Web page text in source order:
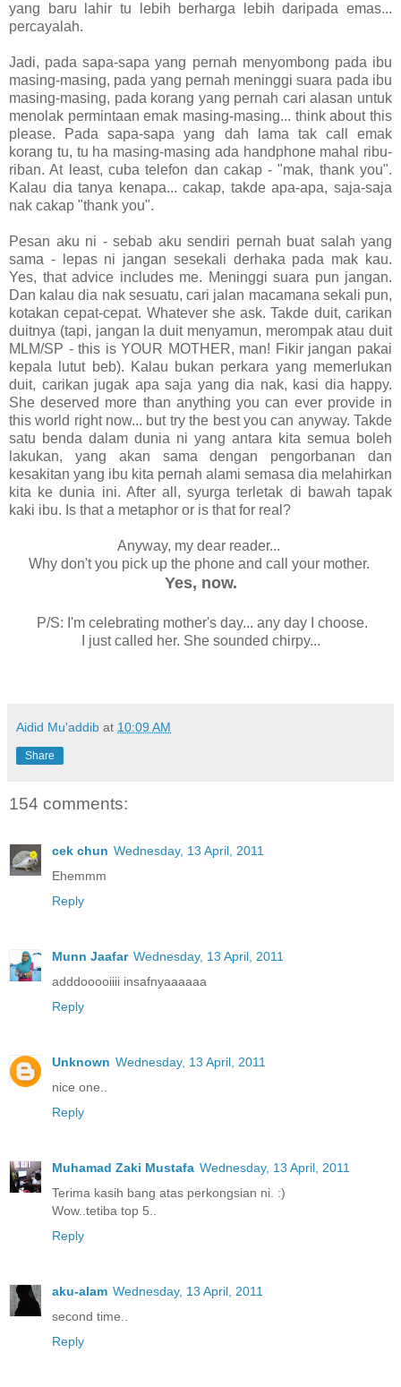
yang baru lahir tu lebih berharga lebih daripada emas...
percayalah.
Jadi, pada sapa-sapa yang pernah menyombong pada ibu
masing-masing, pada yang pernah meninggi suara pada ibu
masing-masing, pada korang yang pernah cari alasan untuk
menolak permintaan emak masing-masing... think about this
please. Pada sapa-sapa yang dah lama tak call emak
korang tu, tu ha masing-masing ada handphone mahal ribu-
riban. At least, cuba telefon dan cakap - "mak, thank you".
Kalau dia tanya kenapa... cakap, takde apa-apa, saja-saja
nak cakap "thank you".
Pesan aku ni - sebab aku sendiri pernah buat salah yang
sama - lepas ni jangan sesekali derhaka pada mak kau.
Yes, that advice includes me. Meninggi suara pun jangan.
Dan kalau dia nak sesuatu, cari jalan macamana sekali pun,
kotakan cepat-cepat. Whatever she ask. Takde duit, carikan
duitnya (tapi, jangan la duit menyamun, merompak atau duit
MLM/SP - this is YOUR MOTHER, man! Fikir jangan pakai
kepala lutut beb). Kalau bukan perkara yang memerlukan
duit, carikan jugak apa saja yang dia nak, kasi dia happy.
She deserved more than anything you can ever provide in
this world right now... but try the best you can anyway. Takde
satu benda dalam dunia ni yang antara kita semua boleh
lakukan, yang akan sama dengan pengorbanan dan
kesakitan yang ibu kita pernah alami semasa dia melahirkan
kita ke dunia ini. After all, syurga terletak di bawah tapak
kaki ibu. Is that a metaphor or is that for real?
Anyway, my dear reader...
Why don't you pick up the phone and call your mother.
Yes, now.
P/S: I'm celebrating mother's day... any day I choose.
I just called her. She sounded chirpy...
Aidid Mu'addib at 10:09 AM
Share
154 comments:
cek chun Wednesday, 13 April, 2011
Ehemmm
Reply
Munn Jaafar Wednesday, 13 April, 2011
adddooooiiii insafnyaaaaaa
Reply
Unknown Wednesday, 13 April, 2011
nice one..
Reply
Muhamad Zaki Mustafa Wednesday, 13 April, 2011
Terima kasih bang atas perkongsian ni. :)
Wow..tetiba top 5..
Reply
aku-alam Wednesday, 13 April, 2011
second time..
Reply